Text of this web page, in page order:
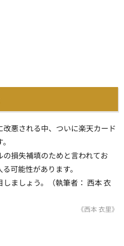
悪される中、ついに楽天カード
損失補填のためと言われてお
可能性があります。
ましょう。（執筆者： 西本 衣
《西本 衣里》